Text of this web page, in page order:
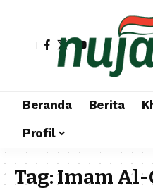
Beranda Berita
Profil
Tag:Imam Al-